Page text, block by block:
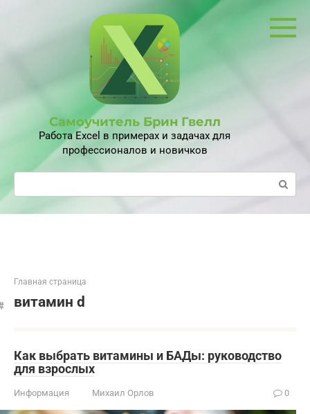
Самоучитель Брин Гвелл
Работа Excel в примерах и задачах для
профессионалов и новичков
Поиск:
Главная страница
витамин d
Как выбрать витамины и БАДы: руководство
для взрослых
Информация Михаил Орлов 0